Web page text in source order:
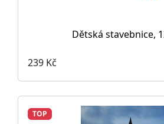
Dětská stavebnice,
239 Kč
TOP